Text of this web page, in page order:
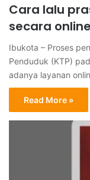
Cara lalu
secara
Ibukota – Proses
Penduduk (KTP)
adanya layanan
Read More »